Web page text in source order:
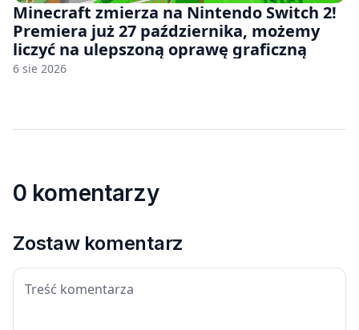
Minecraft zmierza na Nintendo Switch 2!
Premiera już 27 października, możemy
liczyć na ulepszoną oprawę graficzną
6 sie 2026
0 komentarzy
Zostaw komentarz